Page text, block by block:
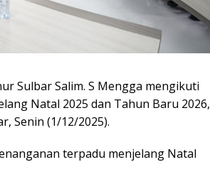
Sulbar Salim. S Mengga mengikuti
Natal 2025 dan Tahun Baru 2026,
Senin (1/12/2025).
terpadu menjelang Natal